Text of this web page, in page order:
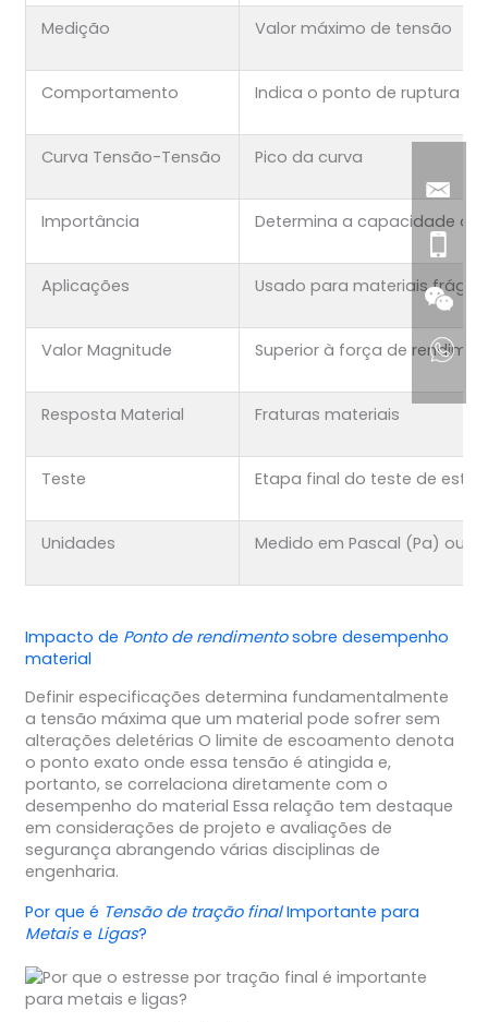
Medição Valor máximo de tensão
Comportamento Indica o ponto de ruptura
Curva Tensão-Tensão Pico da curva
Importância Determina a capacidade de
Aplicações Usado para materiais frágeis
Valor Magnitude Superior à força de
Resposta Material Fraturas materiais
Teste Etapa final do teste de
Unidades Medido em Pascal (Pa) ou
Impacto de Ponto de rendimentosobre desempenho
material
Definir especificações determina fundamentalmente
a tensão máxima que um material pode sofrer sem
alterações deletérias O limite de escoamento denota
o ponto exato onde essa tensão é atingida e,
portanto, se correlaciona diretamente com o
desempenho do material Essa relação tem destaque
em considerações de projeto e avaliações de
segurança abrangendo várias disciplinas de
engenharia.
Por que é Tensão de tração finalImportante para
Metaise Ligas?